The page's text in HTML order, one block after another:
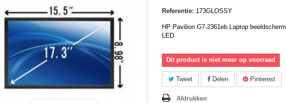
Referentie: 173GLOSSY
HP Pavilion G7-2361eb Laptop beeldscherm
LED
Dit product is niet meer op voorraad
Tweet Delen Pinterest
Afdrukken